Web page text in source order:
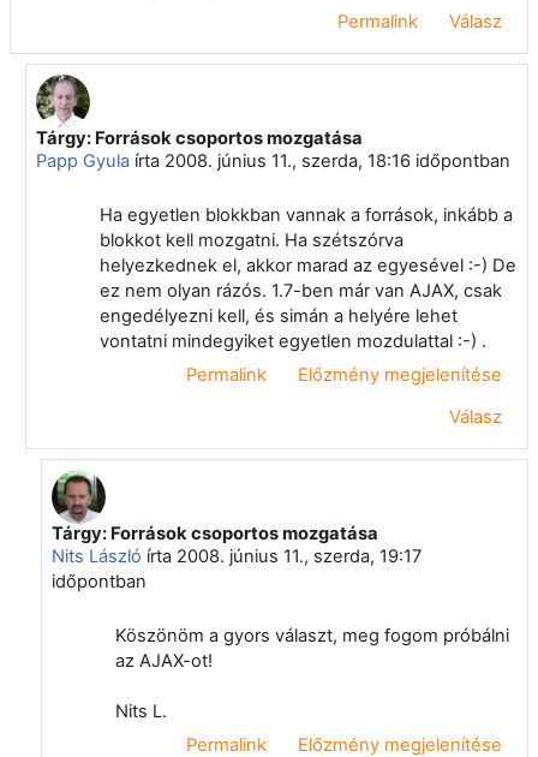
Permalink
Válasz
Válasz erre: Nits László
Tárgy: Források csoportos mozgatása
Papp Gyulaírta 2008. június 11., szerda, 18:16időpontban
Ha egyetlen blokkban vannak a források, inkább a
blokkot kell mozgatni. Ha szétszórva
helyezkednek el, akkor marad az egyesével :-) De
ez nem olyan rázós. 1.7-ben már van AJAX, csak
engedélyezni kell, és simán a helyére lehet
vontatni mindegyiket egyetlen mozdulattal :-) .
Permalink
Előzmény megjelenítése
Válasz
Válasz erre: Papp Gyula
Tárgy: Források csoportos mozgatása
Nits László írta 2008. június 11., szerda, 19:17
időpontban
Köszönöm a gyors választ, meg fogom próbálni
az AJAX-ot!
Nits L.
Permalink
Előzmény megjelenítése